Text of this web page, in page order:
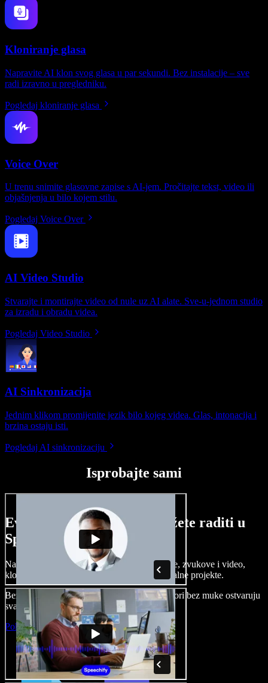
Kloniranje glasa
Napravite AI klon svog glasa u par sekundi. Bez instalacije – sve
radi izravno u pregledniku.
Pogledaj kloniranje glasa
Voice Over
U trenu snimite glasovne zapise s AI-jem. Pročitajte tekst, video ili
objašnjenja u bilo kojem stilu.
Pogledaj Voice Over
AI Video Studio
Stvarajte i montirajte video od nule uz AI alate. Sve-u-jednom studio
za izradu i obradu videa.
Pogledaj Video Studio
AI Sinkronizacija
Jednim klikom promijenite jezik bilo kojeg videa. Glas, intonacija i
brzina ostaju isti.
Pogledaj AI sinkronizaciju
Isprobajte sami
Evo malog pregleda što možete raditi u
Speechify Studiju.
Napravite voice overe, dodajte besplatne slike, zvukove i video,
klonirajte svoj glas i složite sjajne audio-vizualne projekte.
Bez učenja i sve dostupno u pregledniku, autori bez muke ostvaruju
svaku kreativnu ideju.
Pokreni Studio